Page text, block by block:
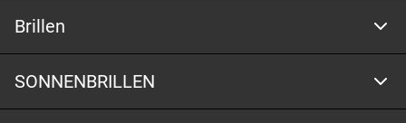
Brillen
SONNENBRILLEN